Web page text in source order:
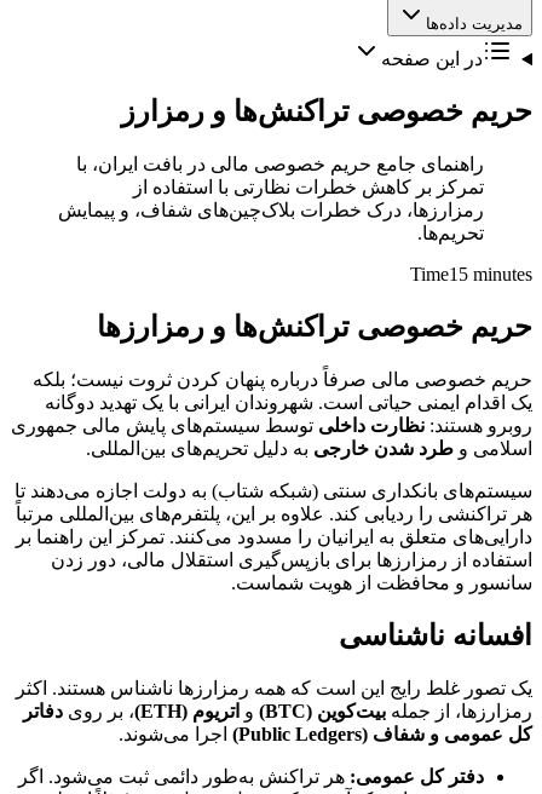
مدیریت داده‌ها
در این صفحه
حریم خصوصی تراکنش‌ها و رمزارز
راهنمای جامع حریم خصوصی مالی در بافت ایران، با
تمرکز بر کاهش خطرات نظارتی با استفاده از
رمزارزها، درک خطرات بلاک‌چین‌های شفاف، و پیمایش
تحریم‌ها.
Time15 minutes
حریم خصوصی تراکنش‌ها و رمزارزها
حریم خصوصی مالی صرفاً درباره پنهان کردن ثروت نیست؛ بلکه
یک اقدام ایمنی حیاتی است. شهروندان ایرانی با یک تهدید دوگانه
روبرو هستند: نظارت داخلی توسط سیستم‌های پایش مالی جمهوری
اسلامی و طرد شدن خارجی به دلیل تحریم‌های بین‌المللی.
سیستم‌های بانکداری سنتی (شبکه شتاب) به دولت اجازه می‌دهند تا
هر تراکنشی را ردیابی کند. علاوه بر این، پلتفرم‌های بین‌المللی مرتباً
دارایی‌های متعلق به ایرانیان را مسدود می‌کنند. تمرکز این راهنما بر
استفاده از رمزارزها برای بازپس‌گیری استقلال مالی، دور زدن
سانسور و محافظت از هویت شماست.
افسانه ناشناسی
یک تصور غلط رایج این است که همه رمزارزها ناشناس هستند. اکثر
رمزارزها، از جمله بیت‌کوین (BTC) و اتریوم (ETH) ، بر روی دفاتر
کل عمومی و شفاف (Public Ledgers)
اجرا می‌شوند.
دفتر کل عمومی: هر تراکنش به‌طور دائمی ثبت می‌شود. اگر